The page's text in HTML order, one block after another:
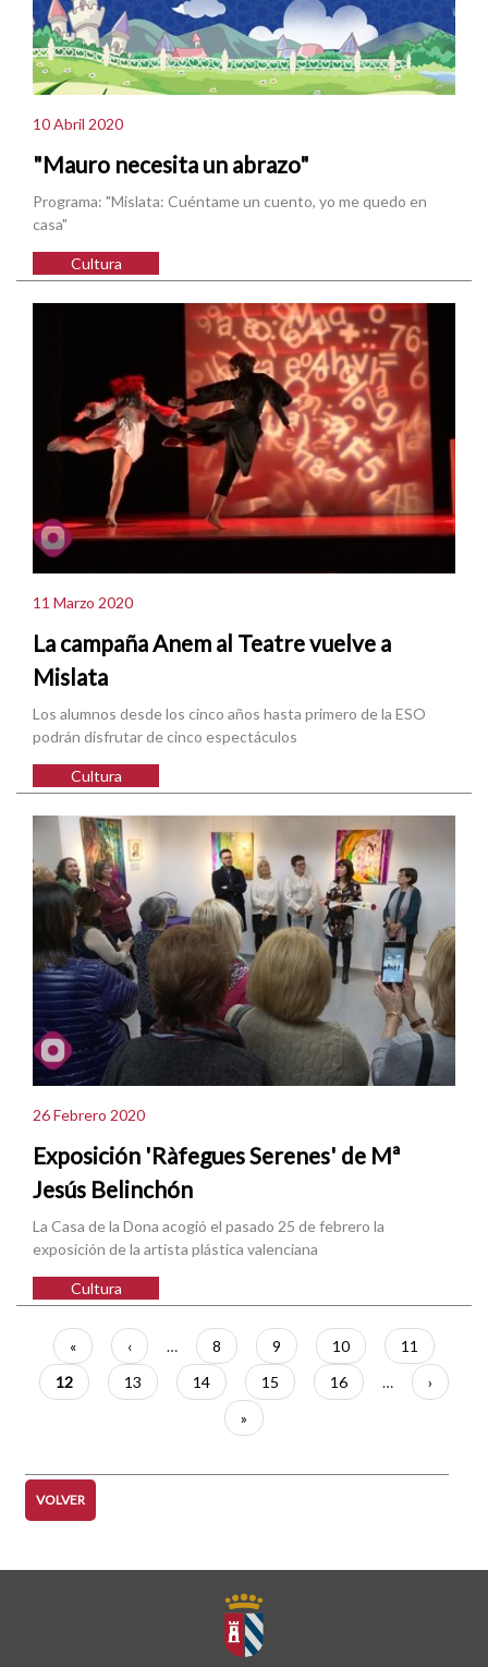
10 Abril 2020
"Mauro necesita un abrazo"
Programa: "Mislata: Cuéntame un cuento, yo me quedo en
casa"
Cultura
11 Marzo 2020
La campaña Anem al Teatre vuelve a
Mislata
Los alumnos desde los cinco años hasta primero de la ESO
podrán disfrutar de cinco espectáculos
Cultura
26 Febrero 2020
Exposición 'Ràfegues Serenes' de Mª
Jesús Belinchón
La Casa de la Dona acogió el pasado 25 de febrero la
exposición de la artista plástica valenciana
Cultura
Paginación
Primera
página
«
Página
anterior
‹ … Página
8 Página
9 Página
10 Página
11
Página
actual
12 Página
13 Página
14 Página
15 Página
16 …
página
›
Última
página
»
VOLVER